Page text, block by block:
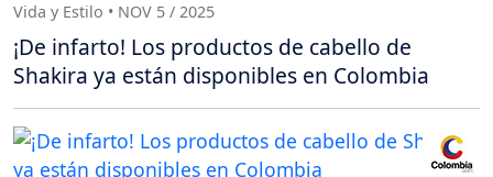
Vida y Estilo • NOV 5 / 2025
¡De infarto! Los productos de cabello de
Shakira ya están disponibles en Colombia